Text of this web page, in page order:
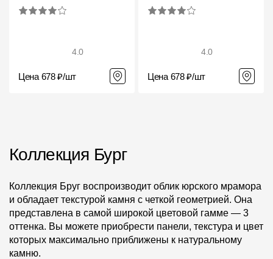
4.0
Цена 678 ₽/шт
4.0
Цена 678 ₽/шт
Коллекция Бург
Коллекция Бруг воспроизводит облик юрского мрамора
и обладает текстурой камня с четкой геометрией. Она
представлена в самой широкой цветовой гамме — 3
оттенка. Вы можете приобрести панели, текстура и цвет
которых максимально приближены к натуральному
камню.